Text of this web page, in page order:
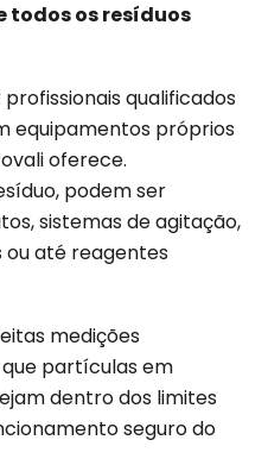
os resíduos
qualificados
equipamentos próprios
oferece.
podem ser
sistemas de agitação,
até reagentes
medições
partículas em
dentro dos limites
seguro do